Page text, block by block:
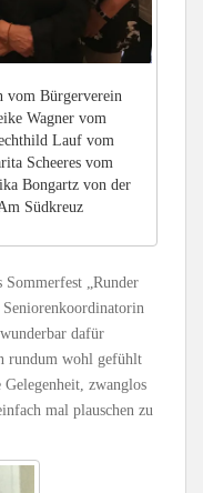
vom Bürgerverein
Wagner vom
Lauf vom
Scheeres vom
Bongartz von der
Südkreuz
Sommerfest „Runder
dafür
rundum wohl gefühlt
Gelegenheit, zwanglos
mal plauschen zu